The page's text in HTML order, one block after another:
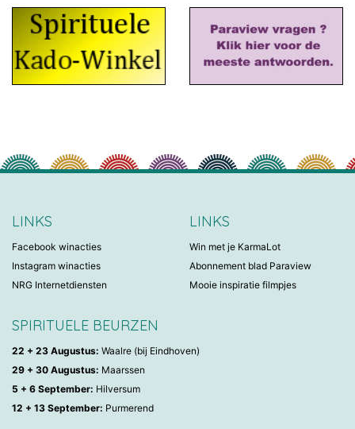
LINKS
Facebook winacties
Instagram winacties
NRG Internetdiensten
LINKS
Win met je KarmaLot
Abonnement blad Paraview
Mooie inspiratie filmpjes
SPIRITUELE BEURZEN
22 + 23 Augustus: Waalre (bij Eindhoven)
29 + 30 Augustus: Maarssen
5 + 6 September: Hilversum
12 + 13 September: Purmerend